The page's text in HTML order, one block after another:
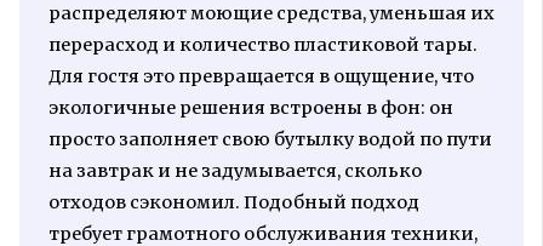
распределяют моющие средства, уменьшая их
перерасход и количество пластиковой тары.
Для гостя это превращается в ощущение, что
экологичные решения встроены в фон: он
просто заполняет свою бутылку водой по пути
на завтрак и не задумывается, сколько
отходов сэкономил. Подобный подход
требует грамотного обслуживания техники,